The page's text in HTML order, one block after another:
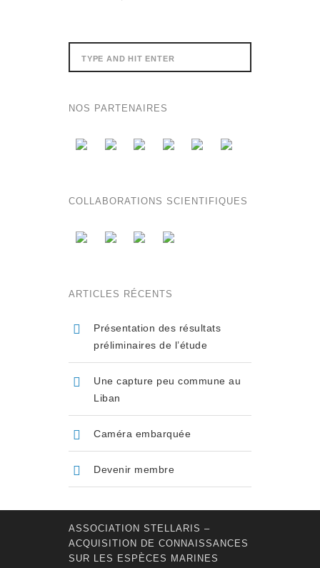
NOS PARTENAIRES
COLLABORATIONS SCIENTIFIQUES
ARTICLES RÉCENTS
Présentation des résultats
préliminaires de l’étude
Une capture peu commune au
Liban
Caméra embarquée
Devenir membre
ASSOCIATION STELLARIS –
ACQUISITION DE CONNAISSANCES
SUR LES ESPÈCES MARINES